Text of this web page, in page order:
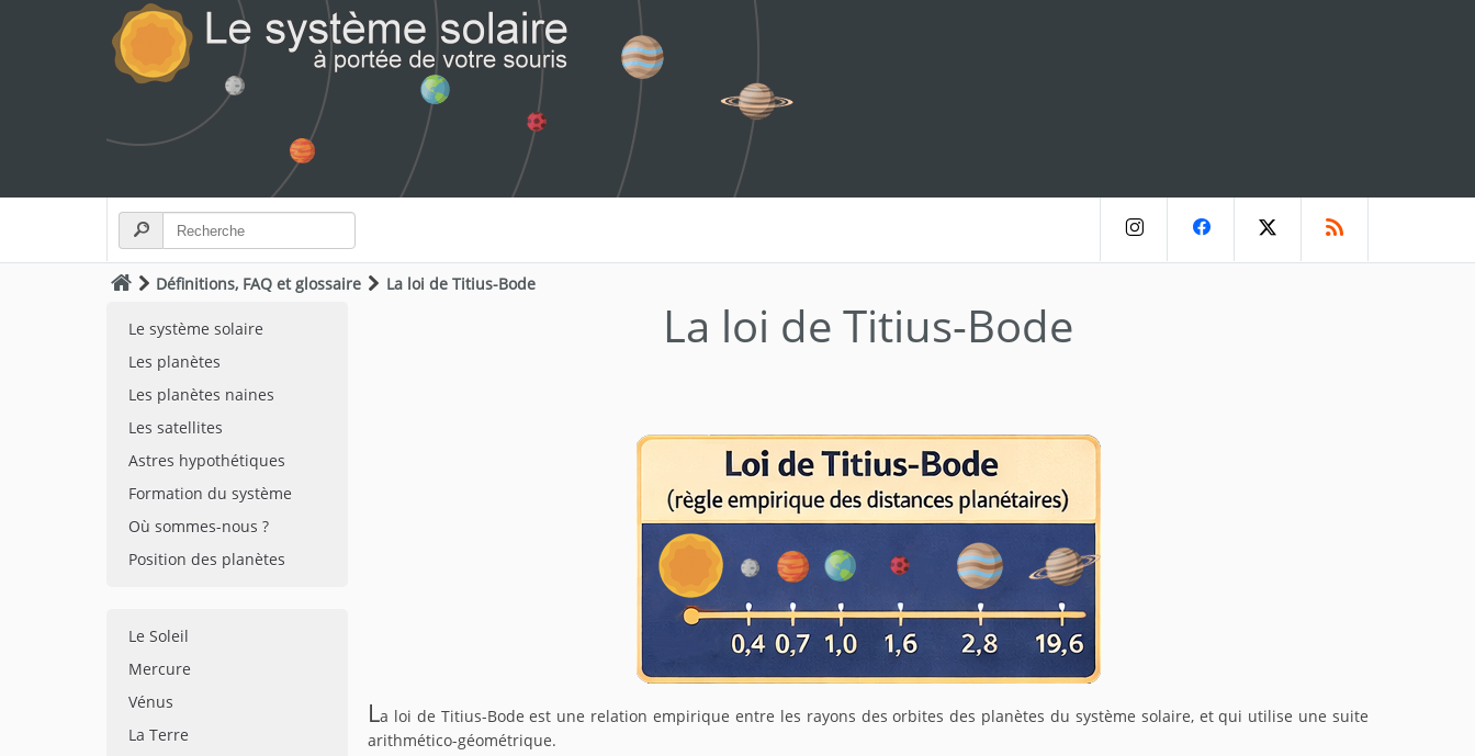
Définitions, FAQ et glossaire La loi de Titius-Bode
Le système solaire
Les planètes
Les planètes naines
Les satellites
Astres hypothétiques
Formation du système
Où sommes-nous ?
Position des planètes
Le Soleil
Mercure
Vénus
La Terre
La loi de Titius-Bode
La loi de Titius-Bode est une relation empirique entre les rayons des orbites des planètes du système solaire, et qui utilise une suite
arithmético-géométrique.